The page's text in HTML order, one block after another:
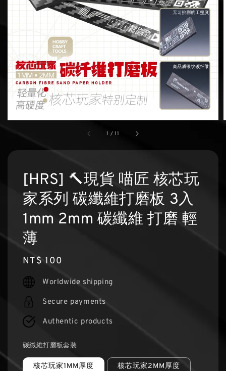
1 /11
[HRS] 🔨現貨 喵匠 核芯玩
家系列 碳纖維打磨板 3入
1mm 2mm 碳纖維 打磨 輕
薄
Regular
price
NT$ 100
Worldwide shipping
Secure payments
Authentic products
碳纖維打磨板套裝
核芯玩家1MM厚度 核芯玩家2MM厚度